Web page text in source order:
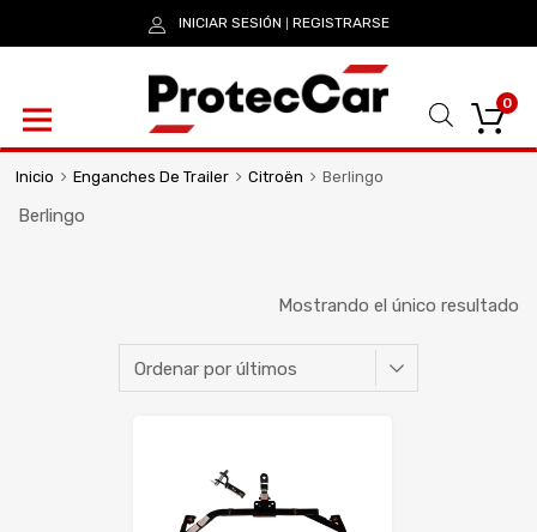
INICIAR SESIÓN REGISTRARSE
0
Inicio Enganches De Trailer Citroën Berlingo
Berlingo
Mostrando el único resultado